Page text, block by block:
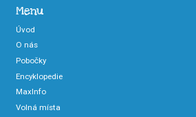
Menu
Úvod
O nás
Pobočky
Encyklopedie
MaxInfo
Volná místa